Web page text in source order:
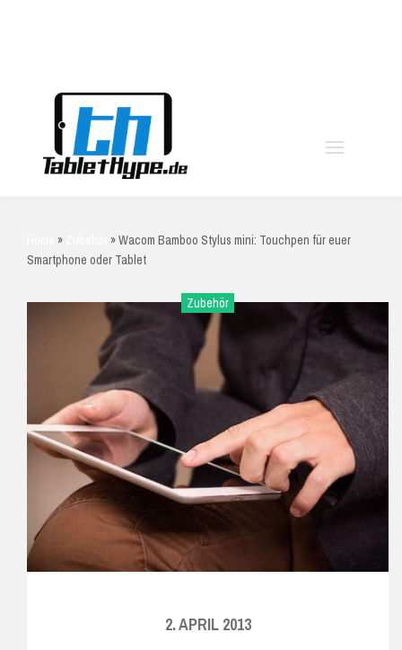
» »Wacom Bamboo Stylus mini: Touchpen für euer
Smartphone oder Tablet
Zubehör
2. APRIL 2013